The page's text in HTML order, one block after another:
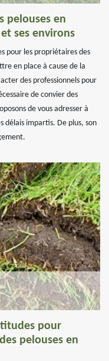
pelouses en
ses environs
pour les propriétaires des
en place à cause de la
des professionnels pour
de convier des
de vous adresser à
délais impartis. De plus, son
pour
pelouses en